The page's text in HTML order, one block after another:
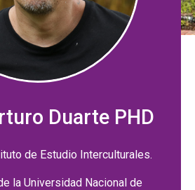
Duarte PHD
de Estudio Interculturales.
la Universidad Nacional de